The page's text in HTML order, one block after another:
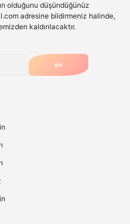
olduğunu düşündüğünüz
adresine bildirmeniz halinde,
kaldırılacaktır.